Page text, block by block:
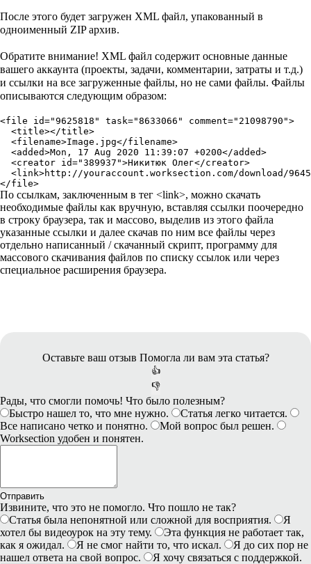
После этого будет загружен XML файл, упакованный в
одноименный ZIP архив.
Обратите внимание! XML файл содержит основные данные
вашего аккаунта (проекты, задачи, комментарии, затраты и т.д.)
и ссылки на все загруженные файлы, но не сами файлы. Файлы
описываются следующим образом:
<file id="9625818" task="8633066" comment="21098790">
  <title></title>
  <filename>Image.jpg</filename>
  <added>Mon, 17 Aug 2020 11:39:07 +0200</added>
  <creator id="389937">Никитюк Олег</creator>
<link>http://youraccount.worksection.com/download/
</file>
По ссылкам, заключенным в тег <link>, можно скачать
необходимые файлы как вручную, вставляя ссылки поочередно
в строку браузера, так и массово, выделив из этого файла
указанные ссылки и далее скачав по ним все файлы через
отдельно написанный / скачанный скрипт, программу для
массового скачивания файлов по списку ссылок или через
специальное расширения браузера.
Оставьте ваш отзыв Помогла ли вам эта статья?
👍
👎
Рады, что смогли помочь! Что было полезным?
Быстро нашел то, что мне нужно.
Статья легко читается.
Все написано четко и понятно.
Мой вопрос был решен.
Worksection удобен и понятен.
Отправить
Извините, что это не помогло. Что пошло не так?
Статья была непонятной или сложной для восприятия.
Я
хотел бы видеоурок на эту тему.
Эта функция не работает так,
как я ожидал.
Я не смог найти то, что искал.
Я до сих пор не
нашел ответа на свой вопрос.
Я хочу связаться с поддержкой.